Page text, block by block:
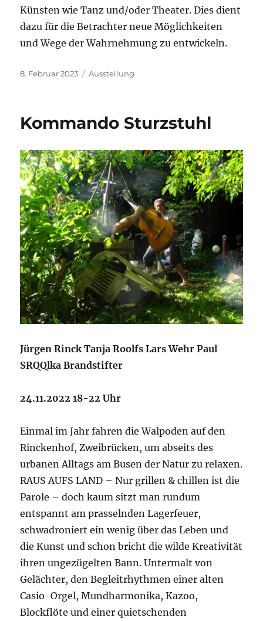
Künsten wie Tanz und/oder Theater. Dies dient
dazu für die Betrachter neue Möglichkeiten
und Wege der Wahrnehmung zu entwickeln.
Veröffentlicht
8. Februar 2023 Kategorien
Ausstellung
Kommando Sturzstuhl
Jürgen Rinck Tanja Roolfs Lars Wehr Paul
SRQQlka Brandstifter
24.11.2022 18-22 Uhr
Einmal im Jahr fahren die Walpoden auf den
Rinckenhof, Zweibrücken, um abseits des
urbanen Alltags am Busen der Natur zu relaxen.
RAUS AUFS LAND – Nur grillen & chillen ist die
Parole – doch kaum sitzt man rundum
entspannt am prasselnden Lagerfeuer,
schwadroniert ein wenig über das Leben und
die Kunst und schon bricht die wilde Kreativität
ihren ungezügelten Bann. Untermalt von
Gelächter, den Begleitrhythmen einer alten
Casio-Orgel, Mundharmonika, Kazoo,
Blockflöte und einer quietschenden